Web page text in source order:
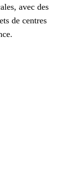
avec des
de centres